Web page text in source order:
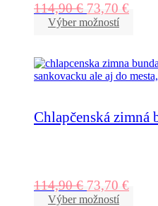
114,90€ 73,70 €
Výber možností
Chlapčenská zimná
114,90€ 73,70 €
Výber možností